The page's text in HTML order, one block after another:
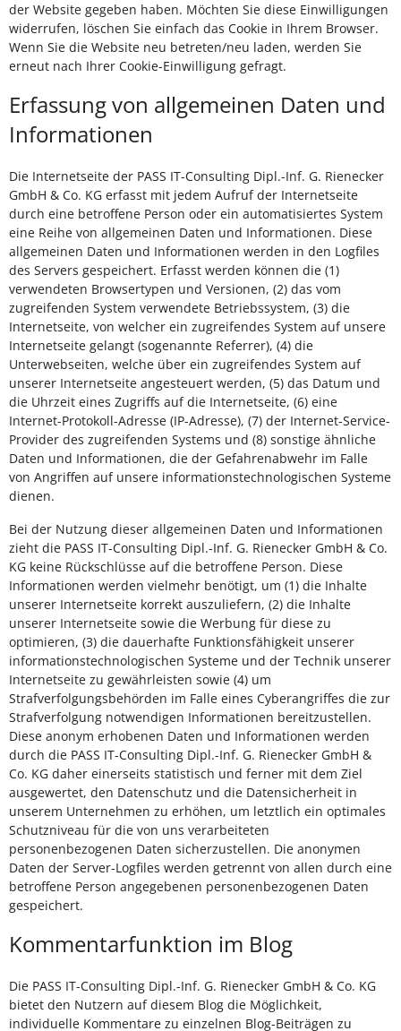
der Website gegeben haben. Möchten Sie diese Einwilligungen
widerrufen, löschen Sie einfach das Cookie in Ihrem Browser.
Wenn Sie die Website neu betreten/neu laden, werden Sie
erneut nach Ihrer Cookie-Einwilligung gefragt.
Erfassung von allgemeinen Daten und
Informationen
Die Internetseite der PASS IT-Consulting Dipl.-Inf. G. Rienecker
GmbH & Co. KG erfasst mit jedem Aufruf der Internetseite
durch eine betroffene Person oder ein automatisiertes System
eine Reihe von allgemeinen Daten und Informationen. Diese
allgemeinen Daten und Informationen werden in den Logfiles
des Servers gespeichert. Erfasst werden können die (1)
verwendeten Browsertypen und Versionen, (2) das vom
zugreifenden System verwendete Betriebssystem, (3) die
Internetseite, von welcher ein zugreifendes System auf unsere
Internetseite gelangt (sogenannte Referrer), (4) die
Unterwebseiten, welche über ein zugreifendes System auf
unserer Internetseite angesteuert werden, (5) das Datum und
die Uhrzeit eines Zugriffs auf die Internetseite, (6) eine
Internet-Protokoll-Adresse (IP-Adresse), (7) der Internet-Service-
Provider des zugreifenden Systems und (8) sonstige ähnliche
Daten und Informationen, die der Gefahrenabwehr im Falle
von Angriffen auf unsere informationstechnologischen Systeme
dienen.
Bei der Nutzung dieser allgemeinen Daten und Informationen
zieht die PASS IT-Consulting Dipl.-Inf. G. Rienecker GmbH & Co.
KG keine Rückschlüsse auf die betroffene Person. Diese
Informationen werden vielmehr benötigt, um (1) die Inhalte
unserer Internetseite korrekt auszuliefern, (2) die Inhalte
unserer Internetseite sowie die Werbung für diese zu
optimieren, (3) die dauerhafte Funktionsfähigkeit unserer
informationstechnologischen Systeme und der Technik unserer
Internetseite zu gewährleisten sowie (4) um
Strafverfolgungsbehörden im Falle eines Cyberangriffes die zur
Strafverfolgung notwendigen Informationen bereitzustellen.
Diese anonym erhobenen Daten und Informationen werden
durch die PASS IT-Consulting Dipl.-Inf. G. Rienecker GmbH &
Co. KG daher einerseits statistisch und ferner mit dem Ziel
ausgewertet, den Datenschutz und die Datensicherheit in
unserem Unternehmen zu erhöhen, um letztlich ein optimales
Schutzniveau für die von uns verarbeiteten
personenbezogenen Daten sicherzustellen. Die anonymen
Daten der Server-Logfiles werden getrennt von allen durch eine
betroffene Person angegebenen personenbezogenen Daten
gespeichert.
Kommentarfunktion im Blog
Die PASS IT-Consulting Dipl.-Inf. G. Rienecker GmbH & Co. KG
bietet den Nutzern auf diesem Blog die Möglichkeit,
individuelle Kommentare zu einzelnen Blog-Beiträgen zu